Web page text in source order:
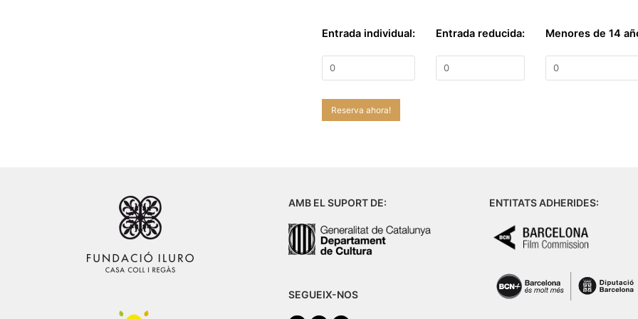
Entrada individual: Entrada reducida: Menores de 14
Reserva ahora!
AMB EL SUPORT DE:
SEGUEIX-NOS
ENTITATS ADHERIDES: